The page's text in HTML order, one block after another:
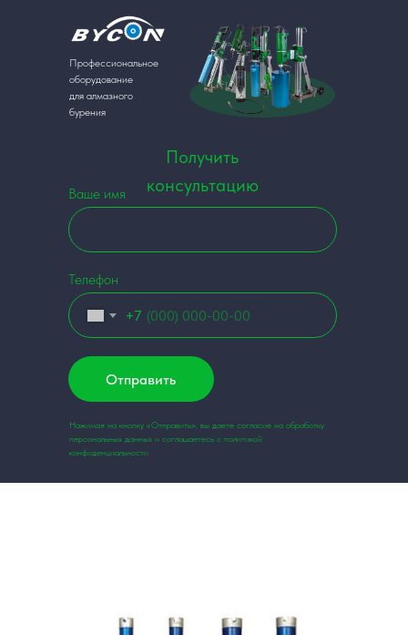
Профессиональное
оборудование
для алмазного
бурения
Получить
консультацию
Ваше имя
Телефон
+7
Отправить
Нажимая на кнопку «Отправить», вы даете согласие на обработку
персональных данных и соглашаетесь с политикой
конфиденциальности